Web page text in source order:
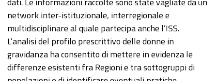
network inter-istituzionale, interregionale e
multidisciplinare al quale partecipa anche l’ISS.
L’analisi del profilo prescrittivo delle donne in
gravidanza ha consentito di mettere in evidenza le
differenze esistenti fra Regioni e tra sottogruppi di